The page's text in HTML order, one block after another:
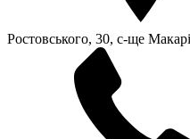
Ростовського, 30, с-ще